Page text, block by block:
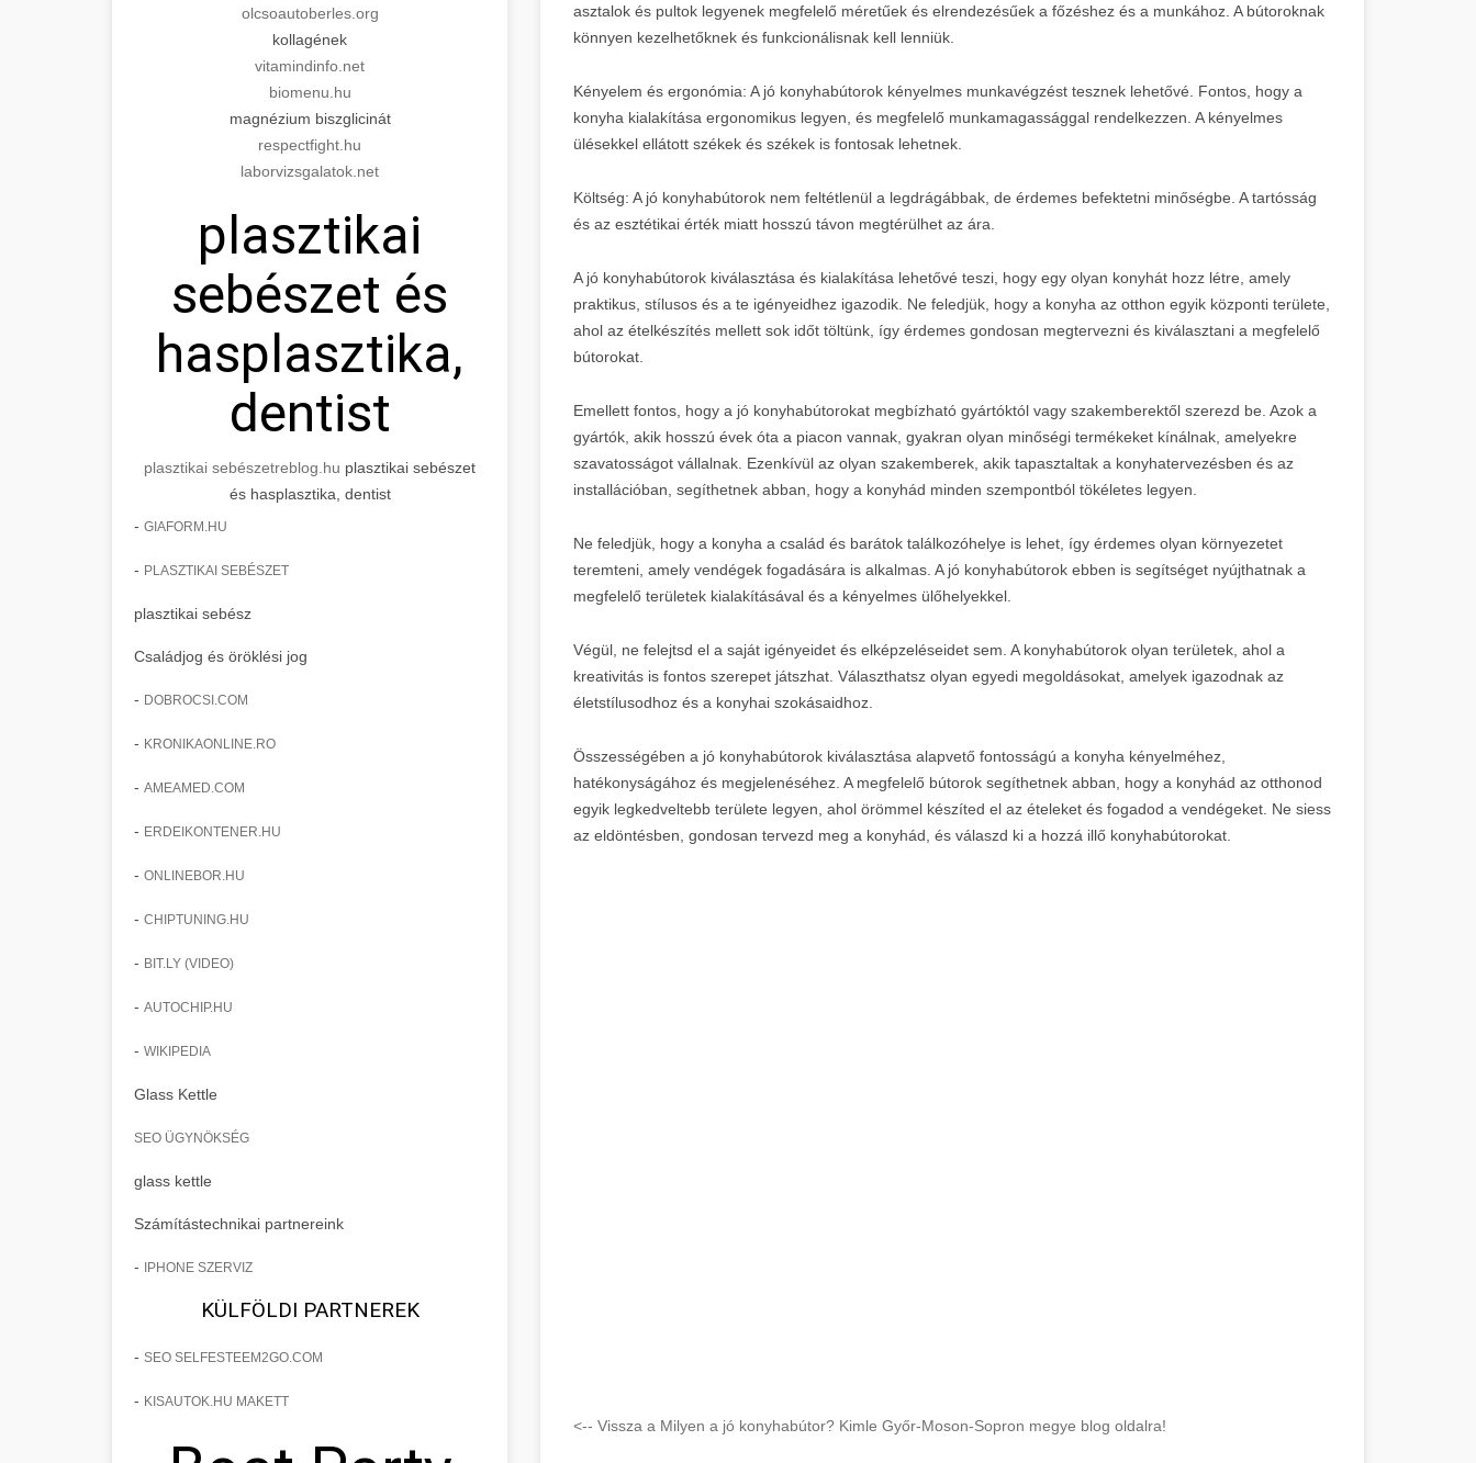
olcsoautoberles.org
kollagének
vitamindinfo.net
biomenu.hu
magnézium biszglicinát
respectfight.hu
laborvizsgalatok.net
plasztikai
sebészet és
hasplasztika,
dentist
plasztikai sebészetreblog.hu plasztikai sebészet
és hasplasztika, dentist
- GIAFORM.HU
- PLASZTIKAI SEBÉSZET
plasztikai sebész
Családjog és öröklési jog
- DOBROCSI.COM
- KRONIKAONLINE.RO
- AMEAMED.COM
- ERDEIKONTENER.HU
- ONLINEBOR.HU
- CHIPTUNING.HU
- BIT.LY (VIDEO)
- AUTOCHIP.HU
- WIKIPEDIA
Glass Kettle
SEO ÜGYNÖKSÉG
glass kettle
Számítástechnikai partnereink
- IPHONE SZERVIZ
KÜLFÖLDI PARTNEREK
- SEO SELFESTEEM2GO.COM
- KISAUTOK.HU MAKETT
asztalok és pultok legyenek megfelelő méretűek és elrendezésűek a főzéshez és a munkához. A bútoroknak
könnyen kezelhetőknek és funkcionálisnak kell lenniük.
Kényelem és ergonómia: A jó konyhabútorok kényelmes munkavégzést tesznek lehetővé. Fontos, hogy a
konyha kialakítása ergonomikus legyen, és megfelelő munkamagassággal rendelkezzen. A kényelmes
ülésekkel ellátott székek és székek is fontosak lehetnek.
Költség: A jó konyhabútorok nem feltétlenül a legdrágábbak, de érdemes befektetni minőségbe. A tartósság
és az esztétikai érték miatt hosszú távon megtérülhet az ára.
A jó konyhabútorok kiválasztása és kialakítása lehetővé teszi, hogy egy olyan konyhát hozz létre, amely
praktikus, stílusos és a te igényeidhez igazodik. Ne feledjük, hogy a konyha az otthon egyik központi területe,
ahol az ételkészítés mellett sok időt töltünk, így érdemes gondosan megtervezni és kiválasztani a megfelelő
bútorokat.
Emellett fontos, hogy a jó konyhabútorokat megbízható gyártóktól vagy szakemberektől szerezd be. Azok a
gyártók, akik hosszú évek óta a piacon vannak, gyakran olyan minőségi termékeket kínálnak, amelyekre
szavatosságot vállalnak. Ezenkívül az olyan szakemberek, akik tapasztaltak a konyhatervezésben és az
installációban, segíthetnek abban, hogy a konyhád minden szempontból tökéletes legyen.
Ne feledjük, hogy a konyha a család és barátok találkozóhelye is lehet, így érdemes olyan környezetet
teremteni, amely vendégek fogadására is alkalmas. A jó konyhabútorok ebben is segítséget nyújthatnak a
megfelelő területek kialakításával és a kényelmes ülőhelyekkel.
Végül, ne felejtsd el a saját igényeidet és elképzeléseidet sem. A konyhabútorok olyan területek, ahol a
kreativitás is fontos szerepet játszhat. Választhatsz olyan egyedi megoldásokat, amelyek igazodnak az
életstílusodhoz és a konyhai szokásaidhoz.
Összességében a jó konyhabútorok kiválasztása alapvető fontosságú a konyha kényelméhez,
hatékonyságához és megjelenéséhez. A megfelelő bútorok segíthetnek abban, hogy a konyhád az otthonod
egyik legkedveltebb területe legyen, ahol örömmel készíted el az ételeket és fogadod a vendégeket. Ne siess
az eldöntésben, gondosan tervezd meg a konyhád, és válaszd ki a hozzá illő konyhabútorokat.
<-- Vissza a Milyen a jó konyhabútor? Kimle Győr-Moson-Sopron megye blog oldalra!